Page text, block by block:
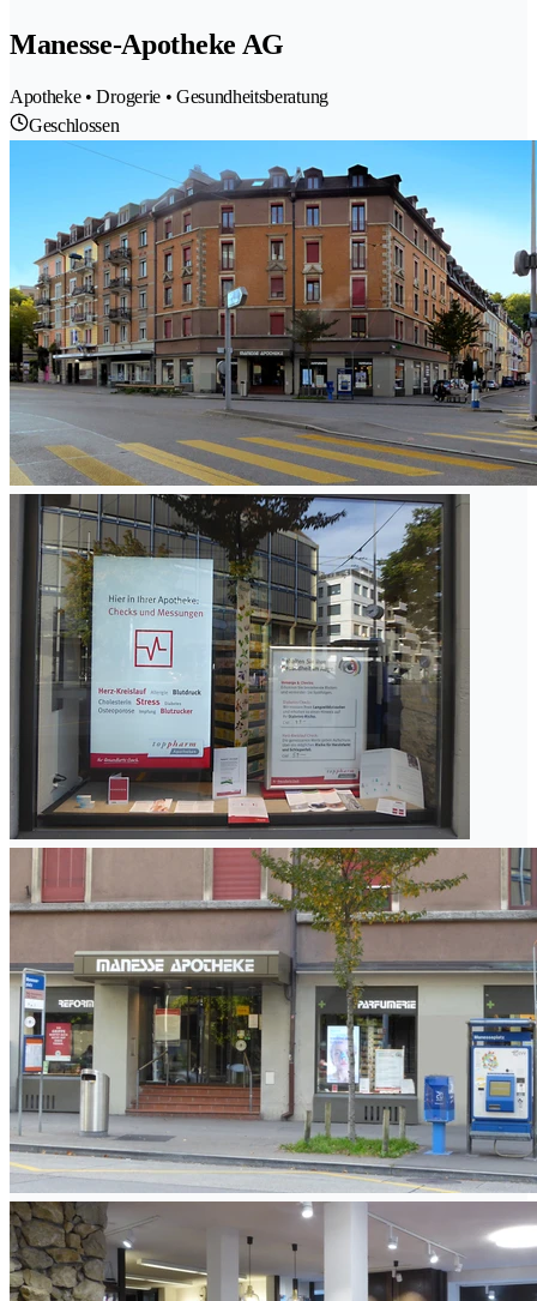
Manesse-Apotheke AG
Apotheke • Drogerie • Gesundheitsberatung
Geschlossen